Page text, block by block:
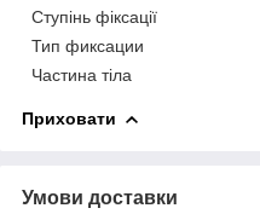
Ступінь фіксації
Тип фиксации
Частина тіла
Приховати
Умови доставки